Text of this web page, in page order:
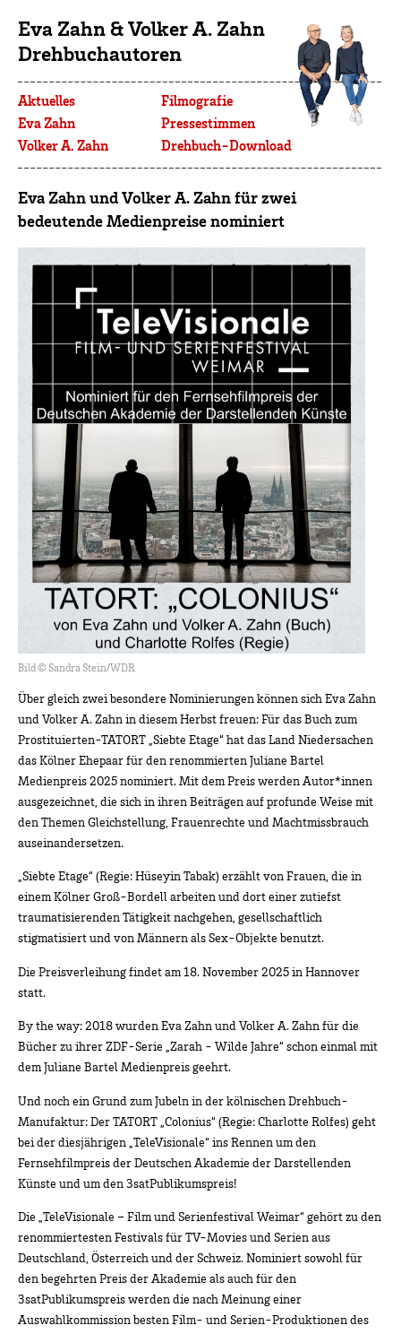
Eva Zahn & Volker A. Zahn
Drehbuchautoren
Aktuelles
Eva Zahn
Volker A. Zahn
Filmografie
Pressestimmen
Drehbuch-Download
Eva Zahn und Volker A. Zahn für zwei
bedeutende Medienpreise nominiert
Bild © Sandra Stein/WDR
Über gleich zwei besondere Nominierungen können sich Eva Zahn
und Volker A. Zahn in diesem Herbst freuen: Für das Buch zum
Prostituierten-TATORT „Siebte Etage“ hat das Land Niedersachen
das Kölner Ehepaar für den renommierten Juliane Bartel
Medienpreis 2025 nominiert. Mit dem Preis werden Autor*innen
ausgezeichnet, die sich in ihren Beiträgen auf profunde Weise mit
den Themen Gleichstellung, Frauenrechte und Machtmissbrauch
auseinandersetzen.
„Siebte Etage“ (Regie: Hüseyin Tabak) erzählt von Frauen, die in
einem Kölner Groß-Bordell arbeiten und dort einer zutiefst
traumatisierenden Tätigkeit nachgehen, gesellschaftlich
stigmatisiert und von Männern als Sex-Objekte benutzt.
Die Preisverleihung findet am 18. November 2025 in Hannover
statt.
By the way: 2018 wurden Eva Zahn und Volker A. Zahn für die
Bücher zu ihrer ZDF-Serie „Zarah - Wilde Jahre“ schon einmal mit
dem Juliane Bartel Medienpreis geehrt.
Und noch ein Grund zum Jubeln in der kölnischen Drehbuch-
Manufaktur: Der TATORT „Colonius“ (Regie: Charlotte Rolfes) geht
bei der diesjährigen „TeleVisionale“ ins Rennen um den
Fernsehfilmpreis der Deutschen Akademie der Darstellenden
Künste und um den 3satPublikumspreis!
Die „TeleVisionale – Film und Serienfestival Weimar“ gehört zu den
renommiertesten Festivals für TV-Movies und Serien aus
Deutschland, Österreich und der Schweiz. Nominiert sowohl für
den begehrten Preis der Akademie als auch für den
3satPublikumspreis werden die nach Meinung einer
Auswahlkommission besten Film- und Serien-Produktionen des